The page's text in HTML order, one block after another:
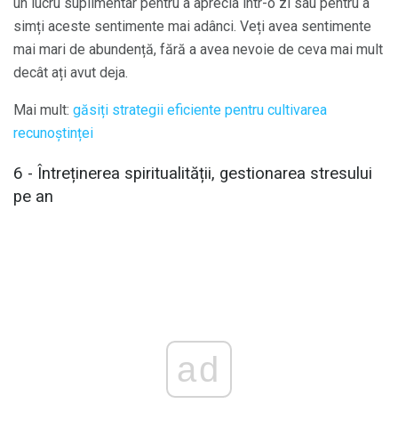
un lucru suplimentar pentru a aprecia într-o zi sau pentru a
simți aceste sentimente mai adânci. Veți avea sentimente
mai mari de abundență, fără a avea nevoie de ceva mai mult
decât ați avut deja.
Mai mult: găsiți strategii eficiente pentru cultivarea
recunoștinței
6 - Întreținerea spiritualității, gestionarea stresului
pe an
ad